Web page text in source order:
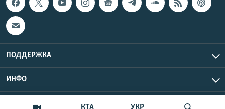
ПОДДЕРЖКА
ИНФО
Copyright Крым.Реалии, 2026 | Все права защищены.
UTC+3